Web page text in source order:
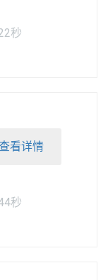
秒
看详情
秒